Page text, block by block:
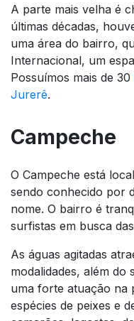
A parte mais velha é
últimas décadas,
uma área do bairro,
Internacional, um
Possuímos mais de 30
Jurerê.
Campeche
O Campeche está
sendo conhecido por
nome. O bairro é
surfistas em busca
As águas agitadas
modalidades, além
uma forte atuação na
espécies de peixes e